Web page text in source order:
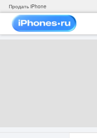
Продать iPhone